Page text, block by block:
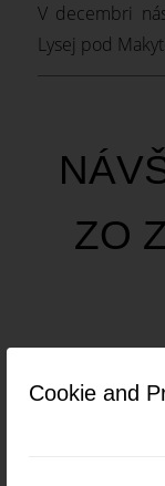
Cookie and
V decembri
Lysej pod
ZO
Mnohé firmy